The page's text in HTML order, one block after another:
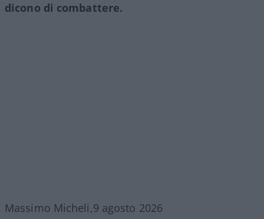
dicono di combattere.
Massimo Micheli,9 agosto 2026